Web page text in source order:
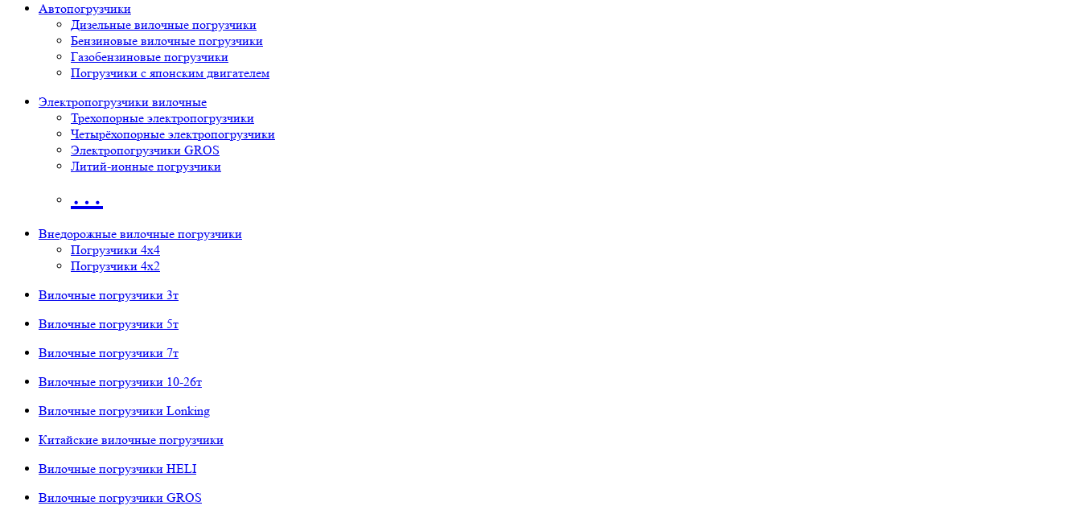
Автопогрузчики
Дизельные вилочные погрузчики
Бензиновые вилочные погрузчики
Газобензиновые погрузчики
Погрузчики с японским двигателем
Электропогрузчики вилочные
Трехопорные электропогрузчики
Четырёхопорные электропогрузчики
Электропогрузчики GROS
Литий-ионные погрузчики
…
Внедорожные вилочные погрузчики
Погрузчики 4х4
Погрузчики 4х2
Вилочные погрузчики 3т
Вилочные погрузчики 5т
Вилочные погрузчики 7т
Вилочные погрузчики 10-26т
Вилочные погрузчики Lonking
Китайские вилочные погрузчики
Вилочные погрузчики HELI
Вилочные погрузчики GROS